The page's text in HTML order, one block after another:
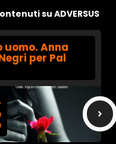
su ADVERSUS
uomo. Anna
per Pal